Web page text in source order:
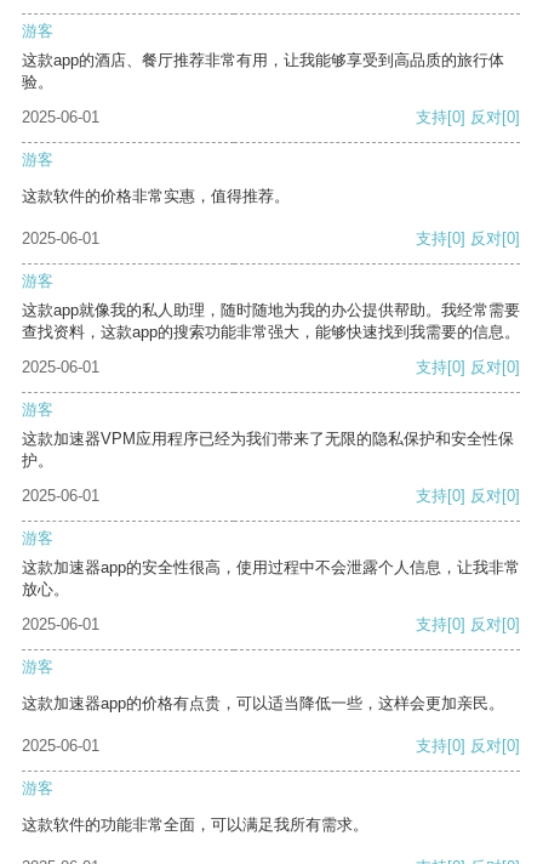
游客
这款app的酒店、餐厅推荐非常有用，让我能够享受到高品质的旅行体
验。
2025-06-01
支持[0] 反对[0]
游客
这款软件的价格非常实惠，值得推荐。
2025-06-01 支持[0] 反对[0]
游客
这款app就像我的私人助理，随时随地为我的办公提供帮助。我经常需要
查找资料，这款app的搜索功能非常强大，能够快速找到我需要的信息。
2025-06-01
支持[0] 反对[0]
游客
这款加速器VPM应用程序已经为我们带来了无限的隐私保护和安全性保
护。
2025-06-01
支持[0] 反对[0]
游客
这款加速器app的安全性很高，使用过程中不会泄露个人信息，让我非常
放心。
2025-06-01
支持[0] 反对[0]
游客
这款加速器app的价格有点贵，可以适当降低一些，这样会更加亲民。
2025-06-01 支持[0] 反对[0]
游客
这款软件的功能非常全面，可以满足我所有需求。